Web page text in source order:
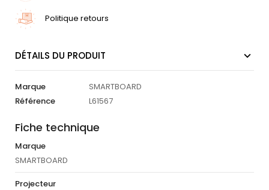
Politique retours
DÉTAILS DU PRODUIT
Marque
SMARTBOARD
Référence
L61567
Fiche technique
Marque
SMARTBOARD
Projecteur